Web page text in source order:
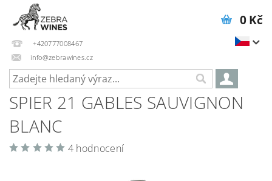
+420777008467
info@zebrawines.cz
0 Kč
SPIER 21 GABLES SAUVIGNON
BLANC
4 hodnocení